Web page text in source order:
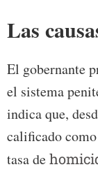
Las
El gobernante
el sistema
indica que,
calificado
tasa de